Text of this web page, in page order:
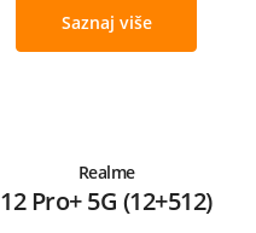
Saznaj više
Realme
12 Pro+ 5G (12+512)